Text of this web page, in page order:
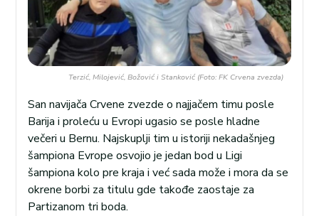
Terzić, Milojević, Božović i Stanković (Foto: FK Crvena zvezda)
San navijača Crvene zvezde o najjačem timu posle
Barija i proleću u Evropi ugasio se posle hladne
večeri u Bernu. Najskuplji tim u istoriji nekadašnjeg
šampiona Evrope osvojio je jedan bod u Ligi
šampiona kolo pre kraja i već sada može i mora da se
okrene borbi za titulu gde takođe zaostaje za
Partizanom tri boda.